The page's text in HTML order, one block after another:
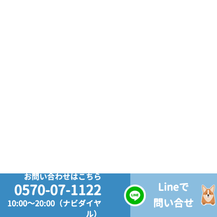
お問い合わせはこちら
0570-07-1122
10:00～20:00（ナビダイヤ
ル）
Lineで
問い合せ